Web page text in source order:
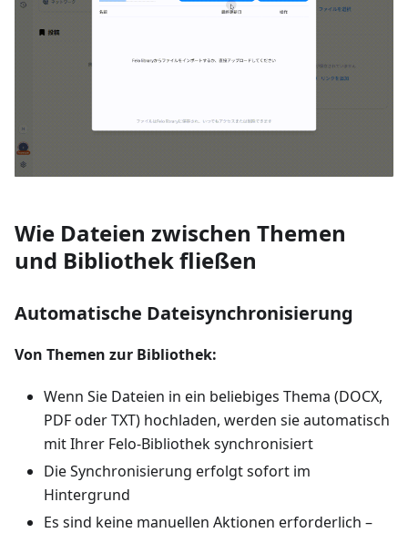
Wie Dateien zwischen Themen
und Bibliothek fließen
Automatische Dateisynchronisierung
Von Themen zur Bibliothek:
Wenn Sie Dateien in ein beliebiges Thema (DOCX,
PDF oder TXT) hochladen, werden sie automatisch
mit Ihrer Felo-Bibliothek synchronisiert
Die Synchronisierung erfolgt sofort im
Hintergrund
Es sind keine manuellen Aktionen erforderlich –